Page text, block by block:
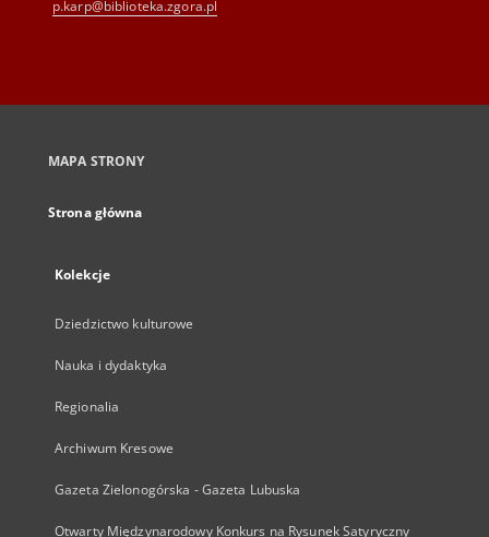
p.karp@biblioteka.zgora.pl
MAPA STRONY
Strona główna
Kolekcje
Dziedzictwo kulturowe
Nauka i dydaktyka
Regionalia
Archiwum Kresowe
Gazeta Zielonogórska - Gazeta Lubuska
Otwarty Międzynarodowy Konkurs na Rysunek Satyryczny